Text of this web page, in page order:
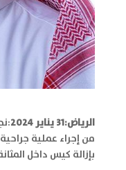
الرياض:31يناير 2024
من إجراء عملية
بإزالة كيس داخل